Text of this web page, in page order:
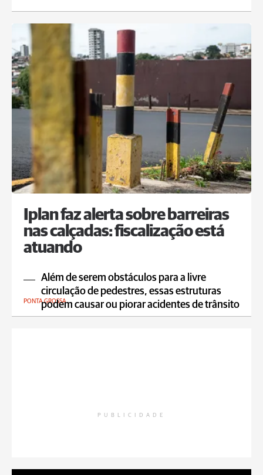
Iplan faz alerta sobre barreiras
nas calçadas: fiscalização está
atuando
Além de serem obstáculos para a livre
circulação de pedestres, essas estruturas
podem causar ou piorar acidentes de trânsito
PONTA GROSSA
PUBLICIDADE